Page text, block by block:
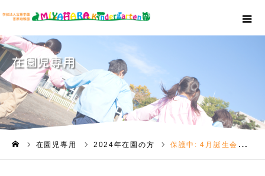
在園児専用
在園児専用 2024年在園の方 保護中: 4月誕生会の様子